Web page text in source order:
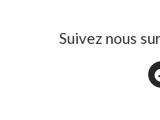
Suivez nous